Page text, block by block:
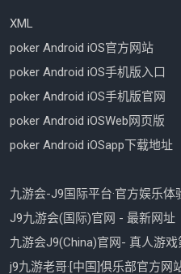
XML
poker Android iOS官方网站
poker Android iOS手机版入口
poker Android iOS手机版官网
poker Android iOSWeb网页版
poker Android iOSapp下载地址
九游会-J9国际平台·官方娱乐体
J9九游会(国际)官网 - 最新网址
九游会J9(China)官网- 真人游
j9九游老哥·[中国]俱乐部官方网